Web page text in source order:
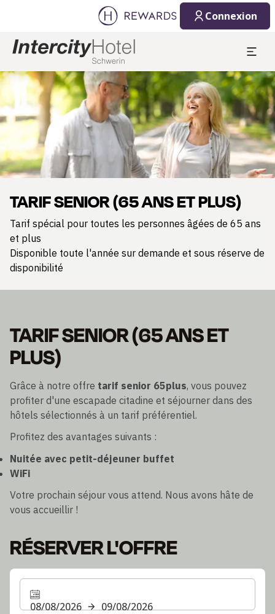
Connexion
Diapositive 1 de 1
TARIF SENIOR (65 ANS ET PLUS)
Tarif spécial pour toutes les personnes âgées de 65 ans
et plus
Disponible toute l'année sur demande et sous réserve de
disponibilité
TARIF SENIOR (65 ANS ET
PLUS)
Grâce à notre offre tarif senior 65plus, vous pouvez
profiter d'une escapade citadine et séjourner dans des
hôtels sélectionnés à un tarif préférentiel.
Profitez des avantages suivants :
Nuitée avec petit-déjeuner buffet
WiFi
Votre prochain séjour vous attend. Nous avons hâte de
vous accueillir !
RÉSERVER L'OFFRE
08/08/2026
09/08/2026